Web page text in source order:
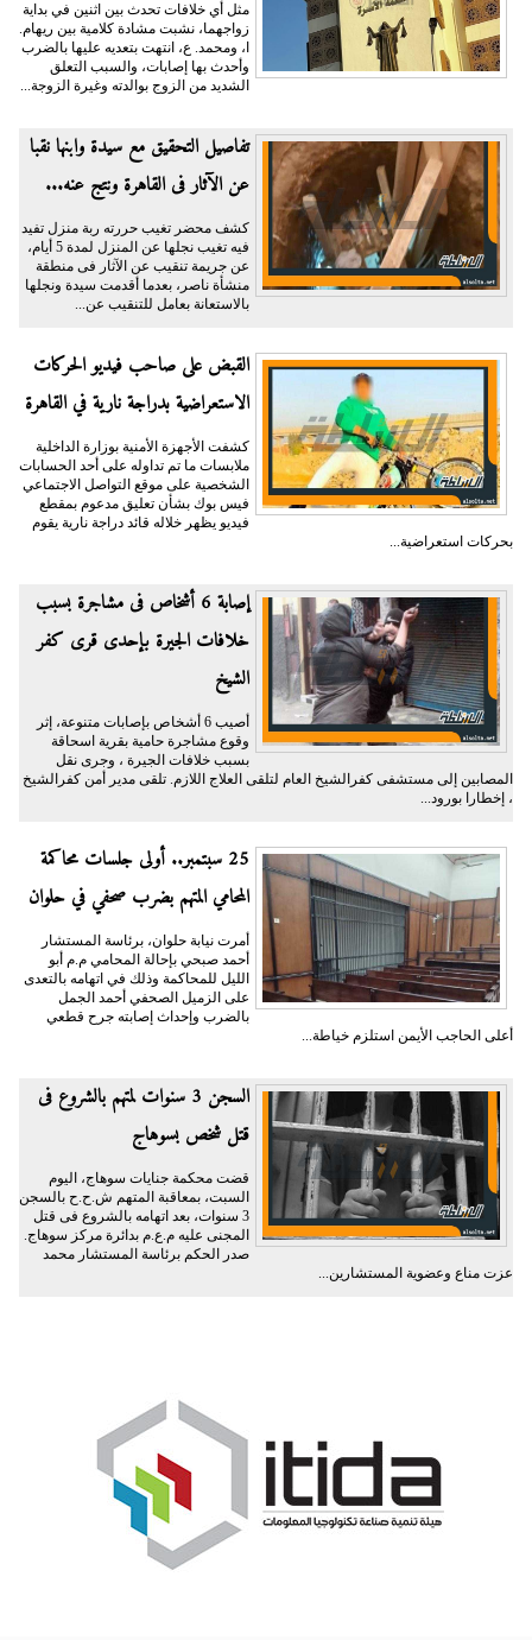
مثل أي خلافات تحدث بين اثنين في بداية
زواجهما، نشبت مشادة كلامية بين ريهام.
ا، ومحمد. ع، انتهت بتعديه عليها بالضرب
وأحدث بها إصابات، والسبب التعلق
الشديد من الزوج بوالدته وغيرة الزوجة...
تفاصيل التحقيق مع سيدة وابنها نقبا
عن الآثار فى القاهرة ونتج عنه...
كشف محضر تغيب حررته ربة منزل تفيد
فيه تغيب نجلها عن المنزل لمدة 5 أيام،
عن جريمة تنقيب عن الآثار فى منطقة
منشأة ناصر، بعدما أقدمت سيدة ونجلها
بالاستعانة بعامل للتنقيب عن...
القبض على صاحب فيديو الحركات
الاستعراضية بدراجة نارية في القاهرة
كشفت الأجهزة الأمنية بوزارة الداخلية
ملابسات ما تم تداوله على أحد الحسابات
الشخصية على موقع التواصل الاجتماعي
فيس بوك بشأن تعليق مدعوم بمقطع
فيديو يظهر خلاله قائد دراجة نارية يقوم
بحركات استعراضية...
إصابة 6 أشخاص فى مشاجرة بسبب
خلافات الجيرة بإحدى قرى كفر
الشيخ
أصيب 6 أشخاص بإصابات متنوعة، إثر
وقوع مشاجرة حامية بقرية اسحاقة
بسبب خلافات الجيرة ، وجرى نقل
المصابين إلى مستشفى كفرالشيخ العام لتلقى العلاج اللازم. تلقى مدير أمن كفرالشيخ
، إخطارا بورود...
25 سبتمبر.. أولى جلسات محاكمة
المحامي المتهم بضرب صحفي في حلوان
أمرت نيابة حلوان، برئاسة المستشار
أحمد صبحي بإحالة المحامي م.م أبو
الليل للمحاكمة وذلك في اتهامه بالتعدى
على الزميل الصحفي أحمد الجمل
بالضرب وإحداث إصابته جرح قطعي
أعلى الحاجب الأيمن استلزم خياطة...
السجن 3 سنوات لمتهم بالشروع فى
قتل شخص بسوهاج
قضت محكمة جنايات سوهاج، اليوم
السبت، بمعاقبة المتهم ش.ح.ح بالسجن
3 سنوات، بعد اتهامه بالشروع فى قتل
المجنى عليه م.ع.م بدائرة مركز سوهاج.
صدر الحكم برئاسة المستشار محمد
عزت مناع وعضوية المستشارين...